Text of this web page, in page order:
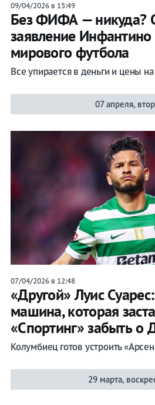
09/04/2026 в 15:49
Без ФИФА — никуда?
заявление Инфантино
мирового футбола
Все упирается в деньги и цены
07 апреля,
07/04/2026 в 12:48
«Другой» Луис
машина, которая
«Спортинг» забыть о
Колумбиец готов устроить
29 марта,